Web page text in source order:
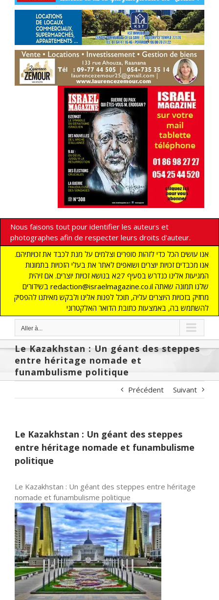
Nous faisons tout pour identifier les auteurs et
photographes afin de respecter leurs droits d'auteur.
אנו עושים הכל כדי לזהות סופרים וצלמים על מנת לכבד את זכויותיהם.
אנו מכבדים זכויות יוצרים ושואפים לאתר את בעלי הזכויות בתמונות
המגיעות אלינו כנדרש בסעיף 27א בנושא זכויות יוצרים. אם זיהית
בשידורים redaction@israelmagazine.co.il שלנו תמונה שאתה
מחזיק בזכויות היוצרים עליה, תוכל לפנות אלינו ולבקש מאיתנו להפסיק
להשתמש בה, באמצעות כתובת הדואר האלקטרוני
Aller à...
Le Kazakhstan : Un géant des steppes
entre héritage nomade et
funambulisme politique
Précédent Suivant
Le Kazakhstan : Un géant des steppes
entre héritage nomade et funambulisme
politique
Le Kazakhstan : Un géant des steppes entre héritage
nomade et funambulisme politique